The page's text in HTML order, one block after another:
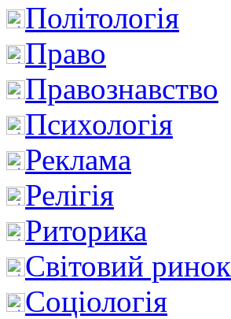
Політологія
Право
Правознавство
Психологія
Реклама
Релігія
Риторика
Світовий ринок
Соціологія